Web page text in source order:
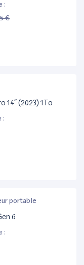
:
€
14” (2023) 1To
:
portable
6
: